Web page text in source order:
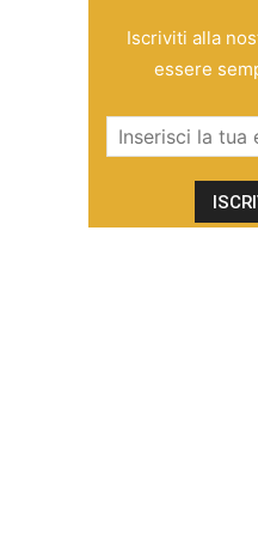
Iscriviti alla
essere